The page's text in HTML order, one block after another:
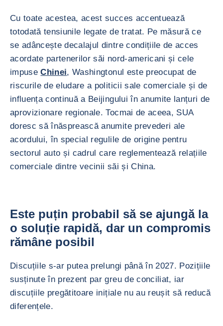
Cu toate acestea, acest succes accentuează
totodată tensiunile legate de tratat. Pe măsură ce
se adâncește decalajul dintre condițiile de acces
acordate partenerilor săi nord-americani și cele
impuseChinei, Washingtonul este preocupat de
riscurile de eludare a politicii sale comerciale și de
influența continuă a Beijingului în anumite lanțuri de
aprovizionare regionale. Tocmai de aceea, SUA
doresc să înăsprească anumite prevederi ale
acordului, în special regulile de origine pentru
sectorul auto și cadrul care reglementează relațiile
comerciale dintre vecinii săi și China.
Este puțin probabil să se ajungă la
o soluție rapidă, dar un compromis
rămâne posibil
Discuțiile s-ar putea prelungi până în 2027. Pozițiile
susținute în prezent par greu de conciliat, iar
discuțiile pregătitoare inițiale nu au reușit să reducă
diferențele.